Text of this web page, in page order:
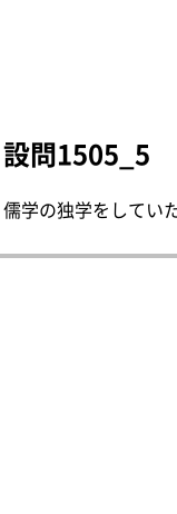
設問1505_5
儒学の独学をしてい